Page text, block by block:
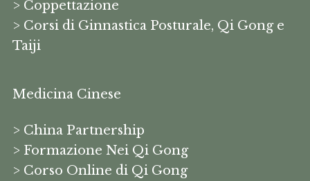
> Coppettazione
> Corsi di Ginnastica Posturale, Qi Gong e
Taiji
Medicina Cinese
> China Partnership
> Formazione Nei Qi Gong
> Corso Online di Qi Gong